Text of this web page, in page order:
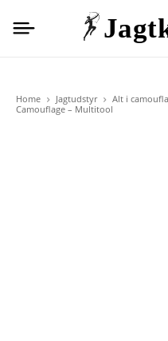
Home Jagtudstyr Alt i
Camouflage – Multitool